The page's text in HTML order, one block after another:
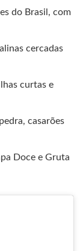
do Brasil, com
cercadas
curtas e
casarões
Doce e Gruta